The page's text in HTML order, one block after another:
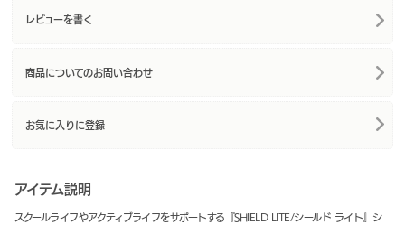
レビューを書く
商品についてのお問い合わせ
お気に入りに登録
アイテム説明
スクールライフやアクティブライフをサポートする『SHIELD LITE/シールド ライト』シ